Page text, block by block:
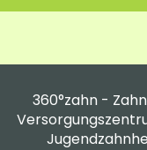
360°zahn -